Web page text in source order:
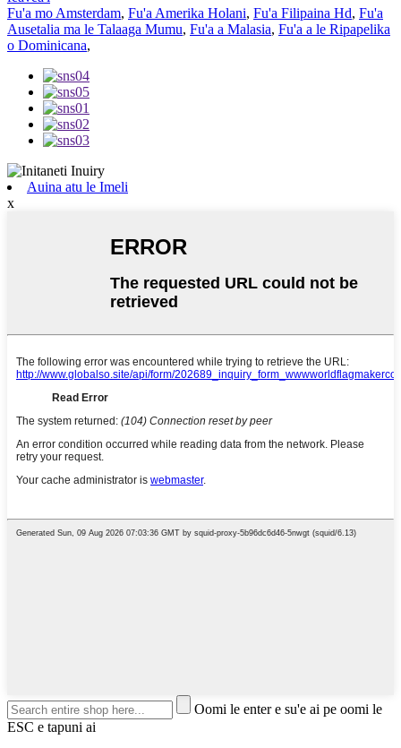
Fu'a mo Amsterdam, Fu'a Amerika Holani, Fu'a Filipaina Hd, Fu'a
Ausetalia ma le Talaaga Mumu, Fu'a a Malasia, Fu'a a le Ripapelika
o Dominicana,
Auina atu le Imeli
x
Oomi le enter e su'e ai pe oomi le
ESC e tapuni ai